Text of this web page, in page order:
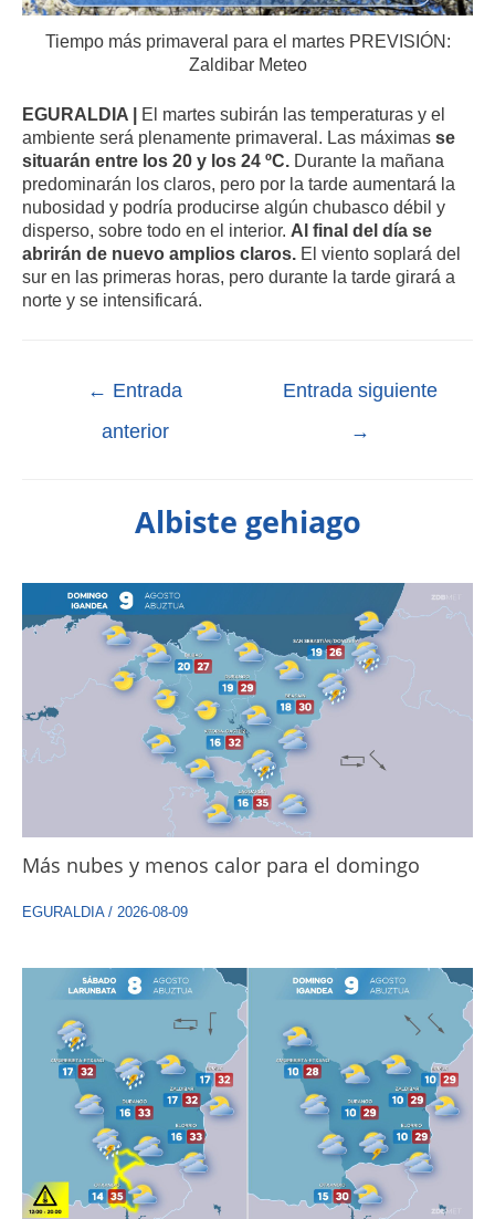
Tiempo más primaveral para el martes PREVISIÓN:
Zaldibar Meteo
EGURALDIA |
El martes subirán las temperaturas y el
ambiente será plenamente primaveral. Las máximas se
situarán entre los 20 y los 24 ºC. Durante la mañana
predominarán los claros, pero por la tarde aumentará la
nubosidad y podría producirse algún chubasco débil y
disperso, sobre todo en el interior. Al final del día se
abrirán de nuevo amplios claros. El viento soplará del
sur en las primeras horas, pero durante la tarde girará a
norte y se intensificará.
← Entrada
anterior
Entrada siguiente
→
Albiste gehiago
Más nubes y menos calor para el domingo
EGURALDIA/ 2026-08-09